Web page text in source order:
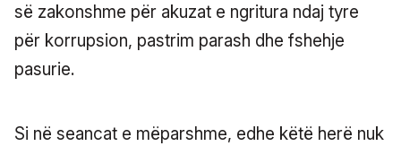
së zakonshme për akuzat e ngritura ndaj tyre
për korrupsion, pastrim parash dhe fshehje
pasurie.
Si në seancat e mëparshme, edhe këtë herë nuk